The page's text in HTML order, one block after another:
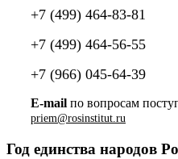
+7 (499) 464-83-81
+7 (499) 464-56-55
+7 (966) 045-64-39
E-mail по вопросам
priem@rosinstitut.ru
Год единства народов